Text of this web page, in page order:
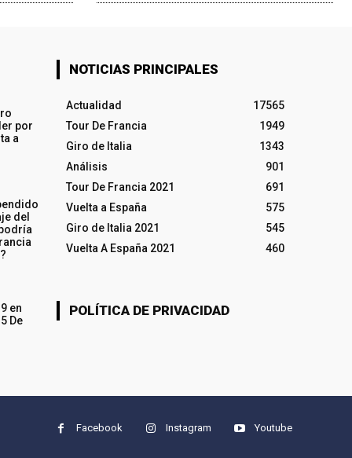
por
a
del
en
De
NOTICIAS PRINCIPALES
Actualidad
17565
Tour De Francia
1949
Giro de Italia
1343
Análisis
901
Tour De Francia 2021
691
Vuelta a España
575
Giro de Italia 2021
545
Vuelta A España 2021
460
POLÍTICA DE PRIVACIDAD
Facebook Instagram Youtube